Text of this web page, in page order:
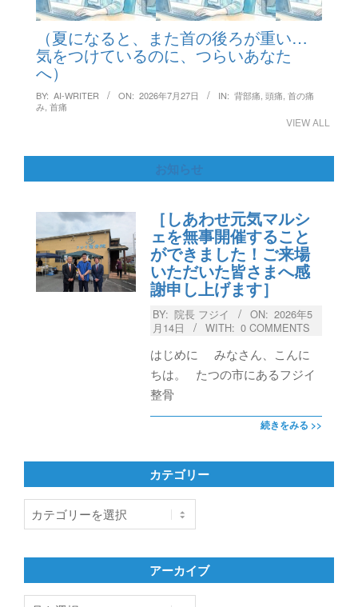
（夏になると、また首の後ろが重い…
気をつけているのに、つらいあなた
へ）
BY: AI-WRITER ON: 2026年7月27日 IN: 背部痛 頭痛 首の痛
み 首痛
VIEW ALL
お知らせ
［しあわせ元気マルシ
ェを無事開催すること
ができました！ご来場
いただいた皆さまへ感
謝申し上げます］
BY: 院長 フジイ ON: 2026年5
月14日
WITH: 0 COMMENTS
はじめに みなさん、こんに
ちは。 たつの市にあるフジイ
整骨
続きをみる >>
カテゴリー
テ
リ
アーカイブ
ア